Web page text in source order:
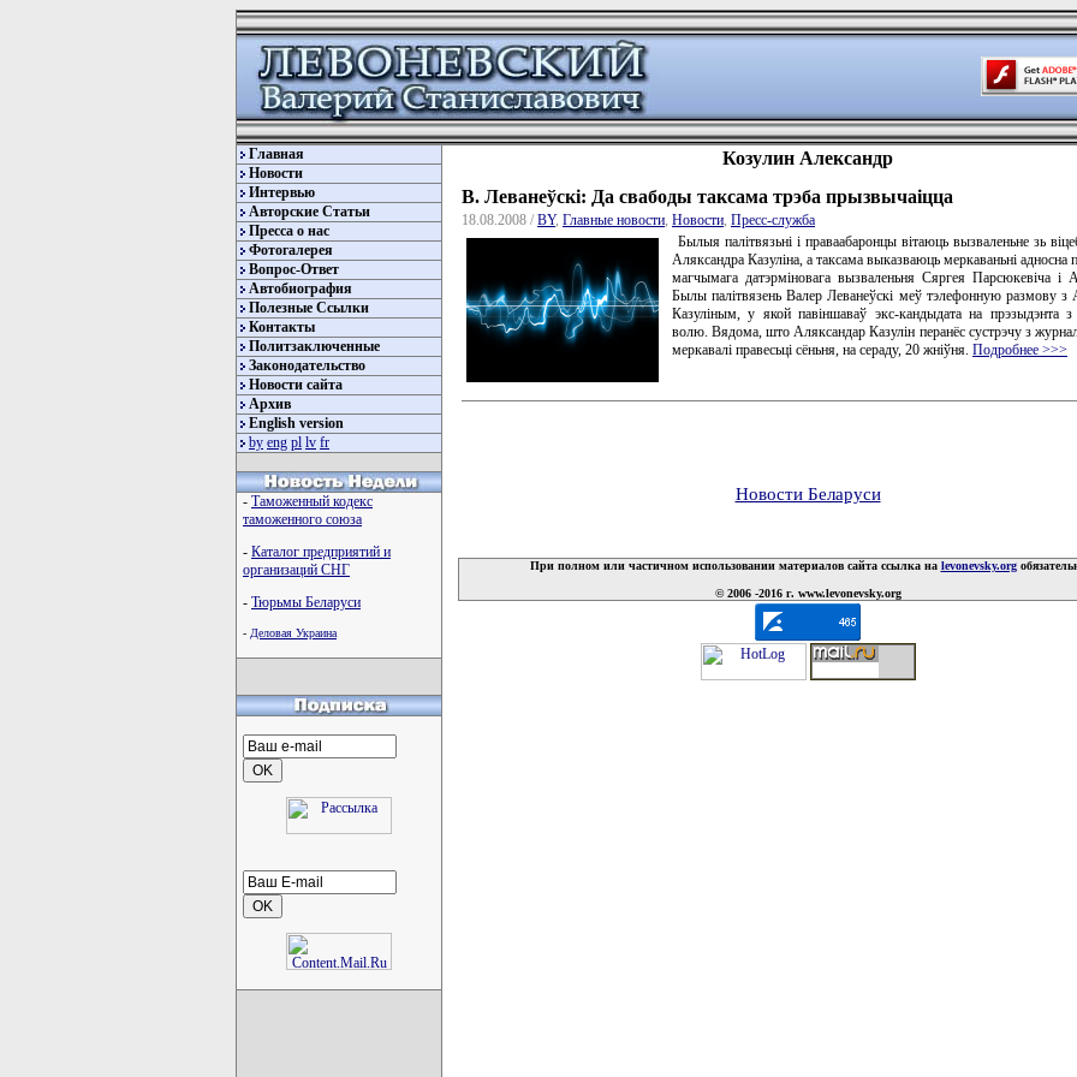
Главная
Новости
Интервью
Авторские Статьи
Пресса о нас
Фотогалерея
Вопрос-Ответ
Автобиография
Полезные Ссылки
Контакты
Политзаключенные
Законодательство
Новости сайта
Архив
English version
by eng pl lv fr
- Таможенный кодекс
таможенного союза
- Каталог предприятий и
организаций СНГ
- Тюрьмы Беларуси
- Деловая Украина
Козулин Александр
В. Леванеўскі: Да свабоды таксама трэба прызвычаіцца
18.08.2008 / BY, Главные новости Новости Пресс-служба
Былыя палітвязьні і праваабаронцы вітаюць вызваленьне зь
Аляксандра Казуліна, а таксама выказваюць меркаваньні адносна
магчымага датэрміновага вызваленьня Сяргея Парсюкевіча і
Былы палітвязень Валер Леванеўскі меў тэлефонную размову з
Казуліным, у якой павіншаваў экс-кандыдата на прэзыдэнта
волю. Вядома, што Аляксандар Казулін перанёс сустрэчу з
меркавалі правесьці сёньня, на сераду, 20 жніўня. Подробнее >>>
Новости Беларуси
При полном или частичном использовании материалов сайта ссылка на levonevsky.org
© 2006 -2016 г. www.levonevsky.org